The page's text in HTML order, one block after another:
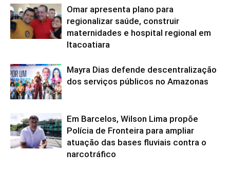
Omar apresenta plano para
regionalizar saúde, construir
maternidades e hospital regional em
Itacoatiara
Mayra Dias defende descentralização
dos serviços públicos no Amazonas
Em Barcelos, Wilson Lima propõe
Polícia de Fronteira para ampliar
atuação das bases fluviais contra o
narcotráfico